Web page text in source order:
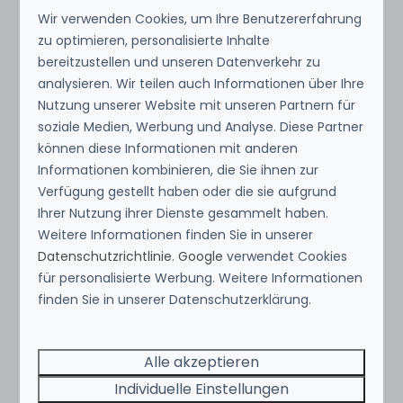
Einwanderungsbehörde in Curaçao zugelassen zu
werden. Beantragen Sie die Karte über die
Website OFFICIAL Curacao Entry Portal.
Ausstattung
Standort
Jan Thiel Curaçao
Themen
Strand
Unique location Zeig mehr ↓
Wir verwenden Cookies, um Ihre Benutzererfahrung
zu optimieren, personalisierte Inhalte
bereitzustellen und unseren Datenverkehr zu
analysieren. Wir teilen auch Informationen über Ihre
Nutzung unserer Website mit unseren Partnern für
soziale Medien, Werbung und Analyse. Diese Partner
können diese Informationen mit anderen
Informationen kombinieren, die Sie ihnen zur
Verfügung gestellt haben oder die sie aufgrund
Ihrer Nutzung ihrer Dienste gesammelt haben.
Weitere Informationen finden Sie in unserer
Datenschutzrichtlinie.Google verwendet Cookies
für personalisierte Werbung. Weitere Informationen
finden Sie in unserer Datenschutzerklärung.
Alle akzeptieren
Individuelle Einstellungen